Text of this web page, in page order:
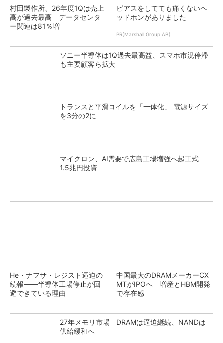
村田製作所、26年度1Qは売上
高が過去最高 データセンタ
ー関連は81％増
ピアスをしてても痛くないヘ
ッドホンがありました
PR(Marshall Group AB)
ソニー半導体は1Q過去最高益、スマホ市況停滞
も主要顧客ら拡大
トランスと平滑コイルを「一体化」 電源サイズ
を3分の2に
マイクロン、AI需要で広島工場増強へ起工式
1.5兆円投資
He・ナフサ・レジスト逼迫の
続報――半導体工場停止が回
避できている理由
中国最大のDRAMメーカーCX
MTがIPOへ 増産とHBM開発
で存在感
27年メモリ市場 DRAMは逼迫継続、NANDは
供給緩和へ